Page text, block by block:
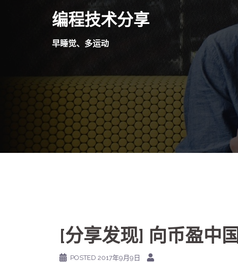
编程技术分享
早睡觉、多运动
[分享发现] 向币盈中
POSTED 2017年9月9日